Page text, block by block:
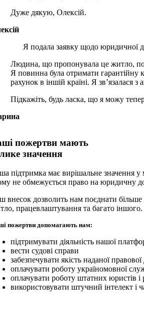
Дуже дякую, Олексій.
Я подала заявку щодо юридичної
Людина, що пропонувала це житло,
Я повинна була отримати гарантійну
рахунок в іншій країні. Я зв’язалася
Підкажіть, будь ласка, що я можу
пожертви мають
значення
підтримка має вирішальне значення
не обмежується право на юридичну
внесок дозволить нам поєднати
працевлаштування та багато іншого.
пожертви допомагають нам:
підтримувати діяльність нашої
вести судові справи
забезпечувати якість наданої
оплачувати роботу україномовної
оплачувати роботу штатних юристів і
використовувати штучний інтелект і